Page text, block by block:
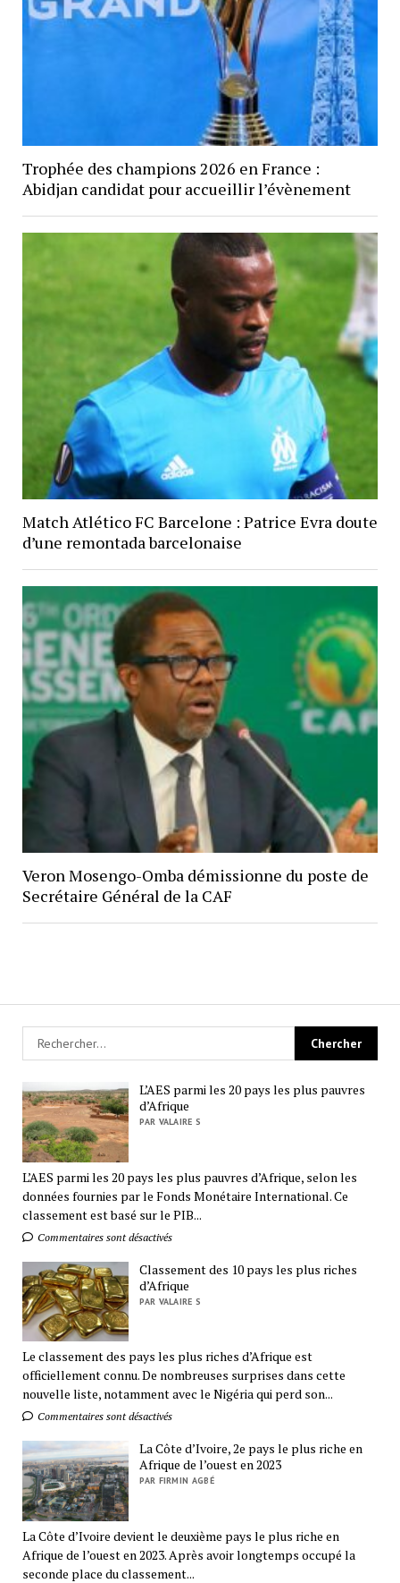
Trophée des champions 2026 en France :
Abidjan candidat pour accueillir l’évènement
Match Atlético FC Barcelone : Patrice Evra doute
d’une remontada barcelonaise
Veron Mosengo-Omba démissionne du poste de
Secrétaire Général de la CAF
L’AES parmi les 20 pays les plus pauvres
d’Afrique
PAR VALAIRE S
L’AES parmi les 20 pays les plus pauvres d’Afrique, selon les
données fournies par le Fonds Monétaire International. Ce
classement est basé sur le PIB...
Commentaires sont désactivés
Classement des 10 pays les plus riches
d’Afrique
PAR VALAIRE S
Le classement des pays les plus riches d’Afrique est
officiellement connu. De nombreuses surprises dans cette
nouvelle liste, notamment avec le Nigéria qui perd son...
Commentaires sont désactivés
La Côte d’Ivoire, 2e pays le plus riche en
Afrique de l’ouest en 2023
PAR FIRMIN AGBÉ
La Côte d’Ivoire devient le deuxième pays le plus riche en
Afrique de l’ouest en 2023. Après avoir longtemps occupé la
seconde place du classement...